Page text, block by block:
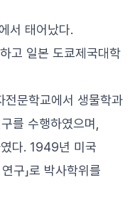
서 태어났다.
고 일본 도쿄제국대학
전문학교에서 생물학과
를 수행하였으며,
였다. 1949년 미국
구」로 박사학위를